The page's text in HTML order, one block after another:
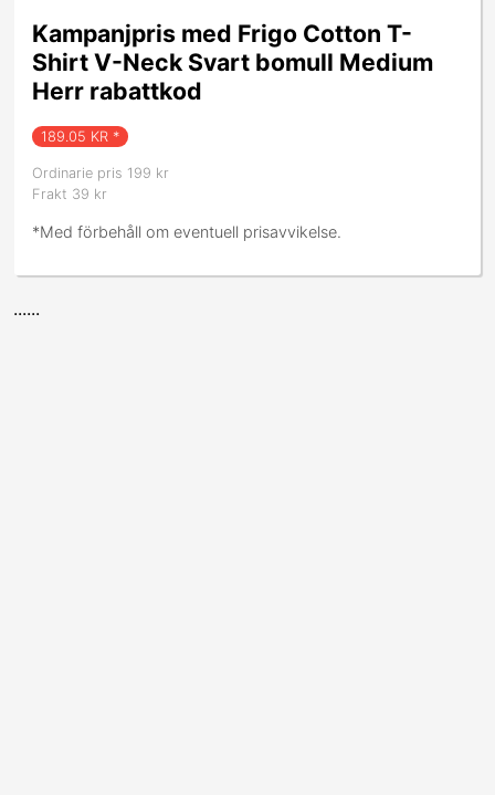
Kampanjpris med Frigo Cotton T-
Shirt V-Neck Svart bomull Medium
Herr rabattkod
189.05 KR *
Ordinarie pris 199 kr
Frakt 39 kr
*Med förbehåll om eventuell prisavvikelse.
......